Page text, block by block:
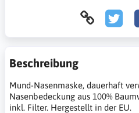
Beschreibung
Mund-Nasenmaske, dauerhaft
Nasenbedeckung aus 100%
inkl. Filter. Hergestellt in der EU.